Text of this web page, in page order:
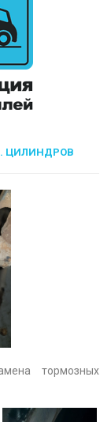
ЦИЛИНДРОВ
тормозных